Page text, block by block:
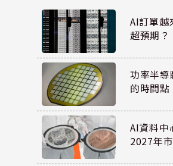
AI訂單越
超預期？
功率半
的時間點
AI資料
2027年